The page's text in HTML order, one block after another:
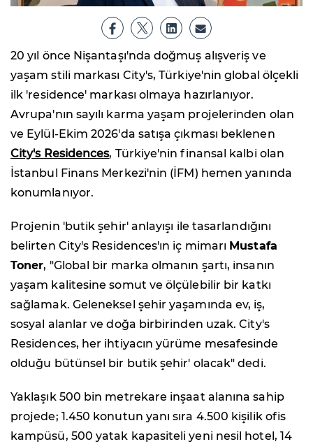
20 yıl önce Nişantaşı'nda doğmuş alışveriş ve
yaşam stili markası City's, Türkiye'nin global ölçekli
ilk 'residence' markası olmaya hazırlanıyor.
Avrupa'nın sayılı karma yaşam projelerinden olan
ve Eylül-Ekim 2026'da satışa çıkması beklenen
City's Residences, Türkiye'nin finansal kalbi olan
İstanbul Finans Merkezi'nin (İFM) hemen yanında
konumlanıyor.
Projenin 'butik şehir' anlayışı ile tasarlandığını
belirten City's Residences'ın iç mimarı Mustafa
Toner, "Global bir marka olmanın şartı, insanın
yaşam kalitesine somut ve ölçülebilir bir katkı
sağlamak. Geleneksel şehir yaşamında ev, iş,
sosyal alanlar ve doğa birbirinden uzak. City's
Residences, her ihtiyacın yürüme mesafesinde
olduğu bütünsel bir butik şehir' olacak" dedi.
Yaklaşık 500 bin metrekare inşaat alanına sahip
projede; 1.450 konutun yanı sıra 4.500 kişilik ofis
kampüsü, 500 yatak kapasiteli yeni nesil hotel, 14